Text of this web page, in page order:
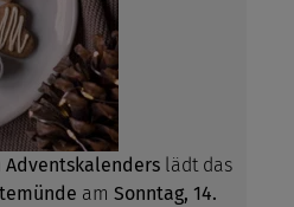
Adventskalenders lädt das
am Sonntag, 14.